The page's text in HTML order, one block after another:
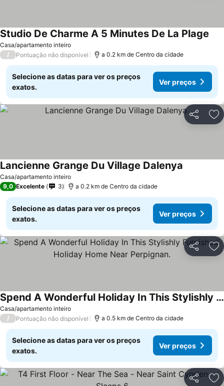
Casa/apartamento inteiro
Studio De Charme A 5 Minutes De La Plage
/ Pontuação não disponível a 0.2 km de Centro da cidade
Selecione as datas para ver os preços
exatos.
Ver preços
Partilhar
Casa/apartamento inteiro
Lancienne Grange Du Village Dalenya
9,0 Excelente 3 a 0.2 km de Centro da cidade
Selecione as datas para ver os preços
exatos.
Ver preços
Partilhar
Casa/apartamento inteiro
Spend A Wonderful Holiday In This Stylishly Furnished Holiday Home Near Perpignan.
/ Pontuação não disponível a 0.5 km de Centro da cidade
Selecione as datas para ver os preços
exatos.
Ver preços
Partilhar